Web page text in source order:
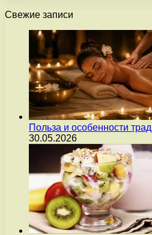
Свежие записи
Польза и особенности
30.05.2026